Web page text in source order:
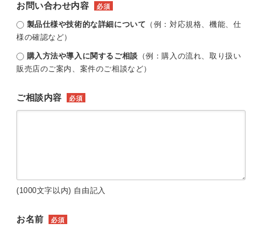
お問い合わせ内容 必須
製品仕様や技術的な詳細について （例：対応規格、機能、仕
様の確認など）
購入方法や導入に関するご相談 （例：購入の流れ、取り扱い
販売店のご案内、案件のご相談など）
ご相談内容 必須
(1000文字以内) 自由記入
お名前 必須